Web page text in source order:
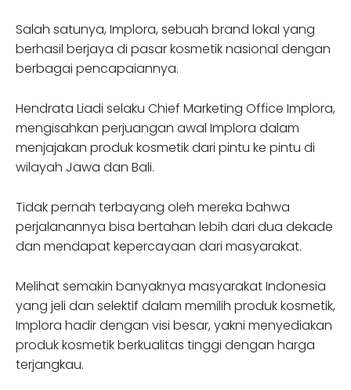
Salah satunya, Implora, sebuah brand lokal yang
berhasil berjaya di pasar kosmetik nasional dengan
berbagai pencapaiannya.
Hendrata Liadi selaku Chief Marketing Office Implora,
mengisahkan perjuangan awal Implora dalam
menjajakan produk kosmetik dari pintu ke pintu di
wilayah Jawa dan Bali.
Tidak pernah terbayang oleh mereka bahwa
perjalanannya bisa bertahan lebih dari dua dekade
dan mendapat kepercayaan dari masyarakat.
Melihat semakin banyaknya masyarakat Indonesia
yang jeli dan selektif dalam memilih produk kosmetik,
Implora hadir dengan visi besar, yakni menyediakan
produk kosmetik berkualitas tinggi dengan harga
terjangkau.